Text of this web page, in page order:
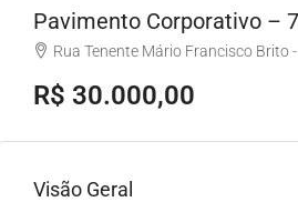
Pavimento Corporativo –
Rua Tenente Mário Francisco Brito -
R$ 30.000,00
Visão Geral